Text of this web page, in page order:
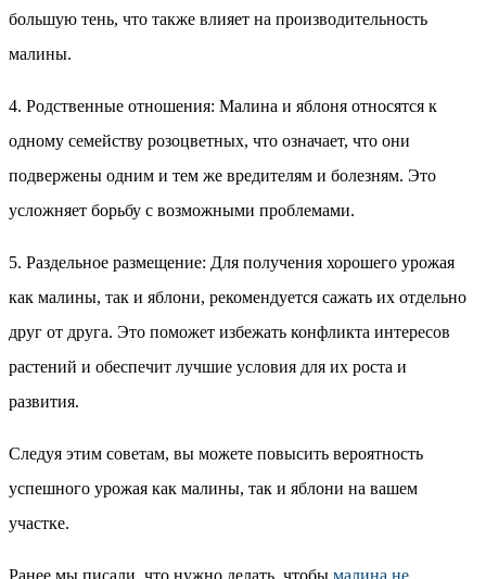
большую тень, что также влияет на производительность
малины.
4. Родственные отношения: Малина и яблоня относятся к
одному семейству розоцветных, что означает, что они
подвержены одним и тем же вредителям и болезням. Это
усложняет борьбу с возможными проблемами.
5. Раздельное размещение: Для получения хорошего урожая
как малины, так и яблони, рекомендуется сажать их отдельно
друг от друга. Это поможет избежать конфликта интересов
растений и обеспечит лучшие условия для их роста и
развития.
Следуя этим советам, вы можете повысить вероятность
успешного урожая как малины, так и яблони на вашем
участке.
Ранее мы писали, что нужно делать, чтобы малина не